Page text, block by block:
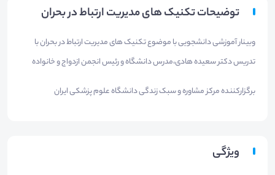
توضیحات تکنیک های مدیریت ارتباط در بحران
وبینار آموزشی دانشجویی با موضوع تکنیک های مدیریت ارتباط در بحران با
تدریس دکتر سعیده هادی،مدرس دانشگاه و رئیس انجمن ازدواج و خانواده
برگزارکننده مرکز مشاوره و سبک زندگی دانشگاه علوم پزشکی ایران
ویژگی